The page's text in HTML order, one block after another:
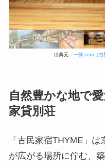
出典元： 一休.com（古
自然豊かな地で
家貸別荘
「古民家宿THYME」
が広がる場所に佇む、